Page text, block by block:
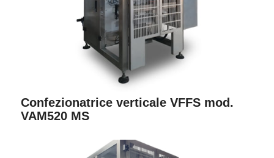
Confezionatrice verticale VFFS mod.
VAM520 MS